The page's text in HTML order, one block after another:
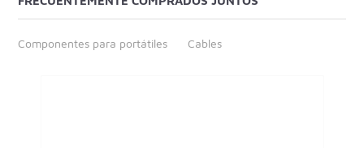
Componentes para portátiles Cables